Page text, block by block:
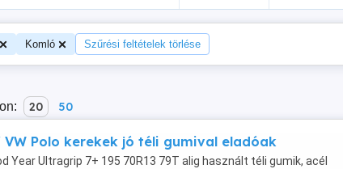
Komló Szűrési feltételek törlése
20 50
VW Polo kerekek jó téli gumival eladóak
Year Ultragrip 7+ 195 70R13 79T alig használt téli gumik, acél